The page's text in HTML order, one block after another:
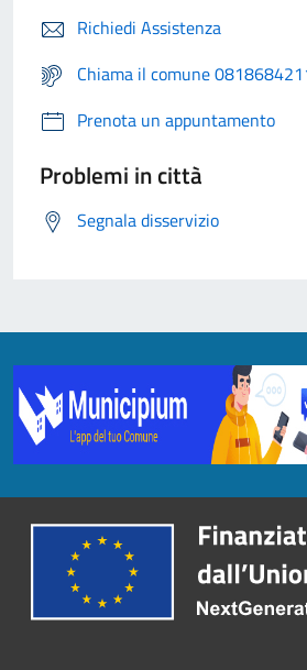
Richiedi Assistenza
Chiama il comune
Prenota un appuntamento
Problemi in città
Segnala disservizio